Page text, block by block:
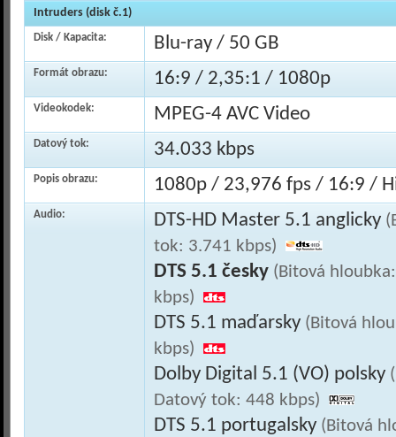
Intruders (disk č.1)
Disk / Kapacita: Blu-ray / 50 GB
Formát obrazu: 16:9 / 2,35:1 / 1080p
Videokodek: MPEG-4 AVC Video
Datový tok: 34.033 kbps
Popis obrazu: 1080p / 23,976 fps / 16:9 /
Audio: DTS-HD Master 5.1 anglicky
tok: 3.741 kbps)
DTS 5.1 česky (Bitová
kbps)
DTS 5.1 maďarsky (Bitová
kbps)
Dolby Digital 5.1 (VO) polsky
Datový tok: 448 kbps)
DTS 5.1 portugalsky (Bitová